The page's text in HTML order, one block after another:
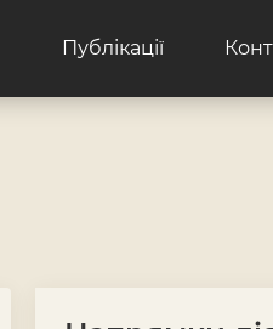
Публікації